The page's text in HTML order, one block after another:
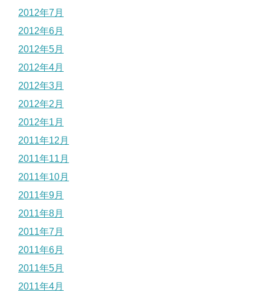
2012年7月
2012年6月
2012年5月
2012年4月
2012年3月
2012年2月
2012年1月
2011年12月
2011年11月
2011年10月
2011年9月
2011年8月
2011年7月
2011年6月
2011年5月
2011年4月